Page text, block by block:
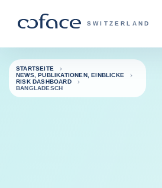
COFACE FOR
SWITZERLAND
Zurück zur Startseite
STARTSEITE
NEWS, PUBLIKATIONEN, EINBLICKE
RISK DASHBOARD
BANGLADESCH